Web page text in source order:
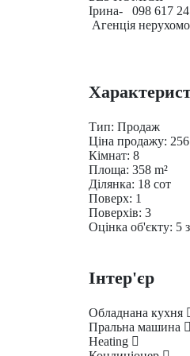
Ірина- 098 617
Агенція
Тип: Продаж
Ціна продажу:
Кімнат: 8
Площа: 358 m²
Ділянка: 18 сот
Поверх: 1
Поверхів: 3
Оцінка об'єкту: 5
Інтер'єр
Обладнана кухня
Пральна машина
Heating